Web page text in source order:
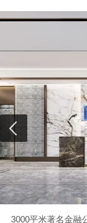
3000平米著名金融